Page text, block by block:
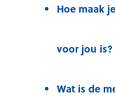
Hoe maak
voor jou is?
Wat is de